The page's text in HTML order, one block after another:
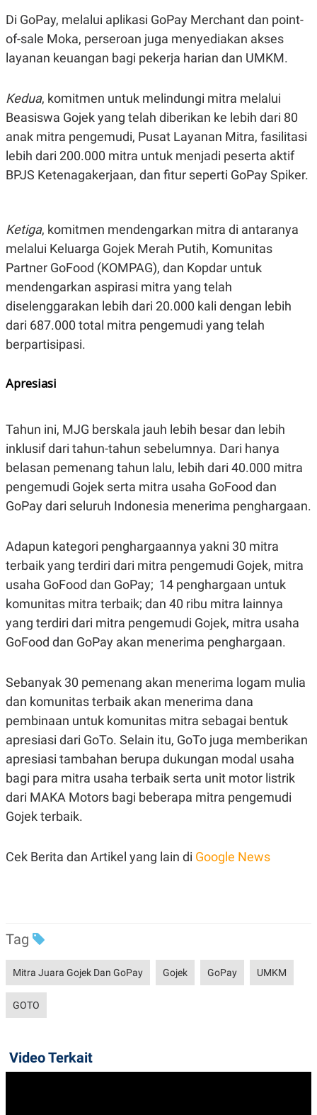
N
A
N
E
K
A
E
M
T
P
A
E
R
D
V
E
R
T
I
G
G
M
D
I
A
.
I
D
PEDOMAN
PEMBERITAAN
SIBER
POLICY
Di GoPay, melalui aplikasi GoPay Merchant dan point-
of-sale Moka, perseroan juga menyediakan akses
layanan keuangan bagi pekerja harian dan UMKM.
Kedua, komitmen untuk melindungi mitra melalui
Beasiswa Gojek yang telah diberikan ke lebih dari 80
anak mitra pengemudi, Pusat Layanan Mitra, fasilitasi
lebih dari 200.000 mitra untuk menjadi peserta aktif
BPJS Ketenagakerjaan, dan fitur seperti GoPay Spiker.
Ketiga, komitmen mendengarkan mitra di antaranya
melalui Keluarga Gojek Merah Putih, Komunitas
Partner GoFood (KOMPAG), dan Kopdar untuk
mendengarkan aspirasi mitra yang telah
diselenggarakan lebih dari 20.000 kali dengan lebih
dari 687.000 total mitra pengemudi yang telah
berpartisipasi.
Apresiasi
Tahun ini, MJG berskala jauh lebih besar dan lebih
inklusif dari tahun-tahun sebelumnya. Dari hanya
belasan pemenang tahun lalu, lebih dari 40.000 mitra
pengemudi Gojek serta mitra usaha GoFood dan
GoPay dari seluruh Indonesia menerima penghargaan.
Adapun kategori penghargaannya yakni 30 mitra
terbaik yang terdiri dari mitra pengemudi Gojek, mitra
usaha GoFood dan GoPay; 14 penghargaan untuk
komunitas mitra terbaik; dan 40 ribu mitra lainnya
yang terdiri dari mitra pengemudi Gojek, mitra usaha
GoFood dan GoPay akan menerima penghargaan.
Sebanyak 30 pemenang akan menerima logam mulia
dan komunitas terbaik akan menerima dana
pembinaan untuk komunitas mitra sebagai bentuk
apresiasi dari GoTo. Selain itu, GoTo juga memberikan
apresiasi tambahan berupa dukungan modal usaha
bagi para mitra usaha terbaik serta unit motor listrik
dari MAKA Motors bagi beberapa mitra pengemudi
Gojek terbaik.
Cek Berita dan Artikel yang lain di Google News
Tag
Mitra Juara Gojek Dan GoPay Gojek GoPay UMKM
GOTO
Video Terkait